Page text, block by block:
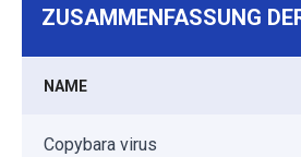
ZUSAMMENFASSUNG
NAME
Copybara virus